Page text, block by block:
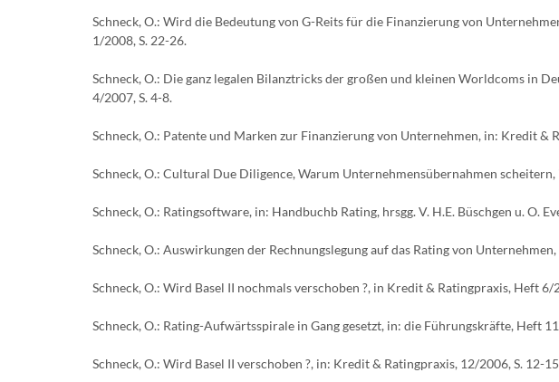
Schneck, O.: Wird die Bedeutung von G-Reits für die Finanzierung von
1/2008, S. 22-26.
Schneck, O.: Die ganz legalen Bilanztricks der großen und kleinen Worldcoms in
4/2007, S. 4-8.
Schneck, O.: Patente und Marken zur Finanzierung von Unternehmen, in: Kredit &
Schneck, O.: Cultural Due Diligence, Warum Unternehmensübernahmen
Schneck, O.: Ratingsoftware, in: Handbuchb Rating, hrsgg. V. H.E. Büschgen u. O.
Schneck, O.: Auswirkungen der Rechnungslegung auf das Rating von
Schneck, O.: Wird Basel II nochmals verschoben ?, in Kredit & Ratingpraxis, Heft 6/
Schneck, O.: Rating-Aufwärtsspirale in Gang gesetzt, in: die Führungskräfte, Heft
Schneck, O.: Wird Basel II verschoben ?, in: Kredit & Ratingpraxis, 12/2006, S. 12-